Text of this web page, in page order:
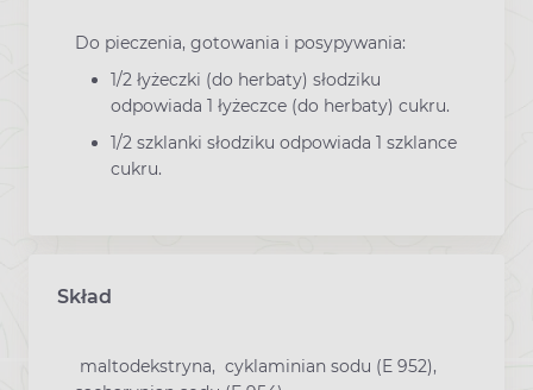
Do pieczenia, gotowania i posypywania:
1/2 łyżeczki (do herbaty) słodziku
odpowiada 1 łyżeczce (do herbaty) cukru.
1/2 szklanki słodziku odpowiada 1 szklance
cukru.
Skład
maltodekstryna, cyklaminian sodu (E 952),